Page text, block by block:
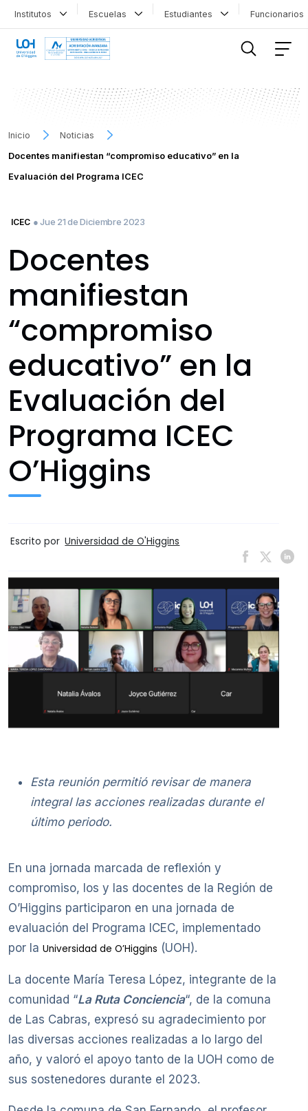
Institutos Escuelas Estudiantes
Inicio
Noticias
Docentes manifiestan “compromiso educativo” en la
Evaluación del Programa ICEC
ICEC ● Jue 21 de Diciembre 2023
Docentes
manifiestan
“compromiso
educativo” en la
Evaluación del
Programa ICEC
O’Higgins
Escrito por Universidad de O'Higgins
Esta reunión permitió revisar de manera
integral las acciones realizadas durante el
último periodo.
En una jornada marcada de reflexión y
compromiso, los y las docentes de la Región de
O’Higgins participaron en una jornada de
evaluación del Programa ICEC, implementado
por la Universidad de O’Higgins (UOH).
La docente María Teresa López, integrante de la
comunidad “La Ruta Conciencia“, de la comuna
de Las Cabras, expresó su agradecimiento por
las diversas acciones realizadas a lo largo del
año, y valoró el apoyo tanto de la UOH como de
sus sostenedores durante el 2023.